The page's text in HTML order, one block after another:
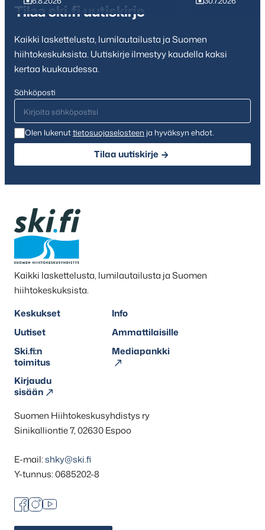
Tilaa ski.fi uutiskirje
Kaikki laskettelusta, lumilautailusta ja Suomen
hiihtokeskuksista. Uutiskirje ilmestyy kaudella kaksi
kertaa kuukaudessa.
Sähköposti
Olen lukenuttietosuojaselosteen ja hyväksyn ehdot.
Tilaa uutiskirje
Kaikki laskettelusta, lumilautailusta ja Suomen
hiihtokeskuksista.
Keskukset
Info
Uutiset
Ammattilaisille
Ski.fi:n
toimitus
Mediapankki
Kirjaudu
sisään
Suomen Hiihtokeskusyhdistys ry
Sinikalliontie 7, 02630 Espoo
E-mail:shky@ski.fi
Y-tunnus: 0685202-8
Facebook
Instagram
Youtube